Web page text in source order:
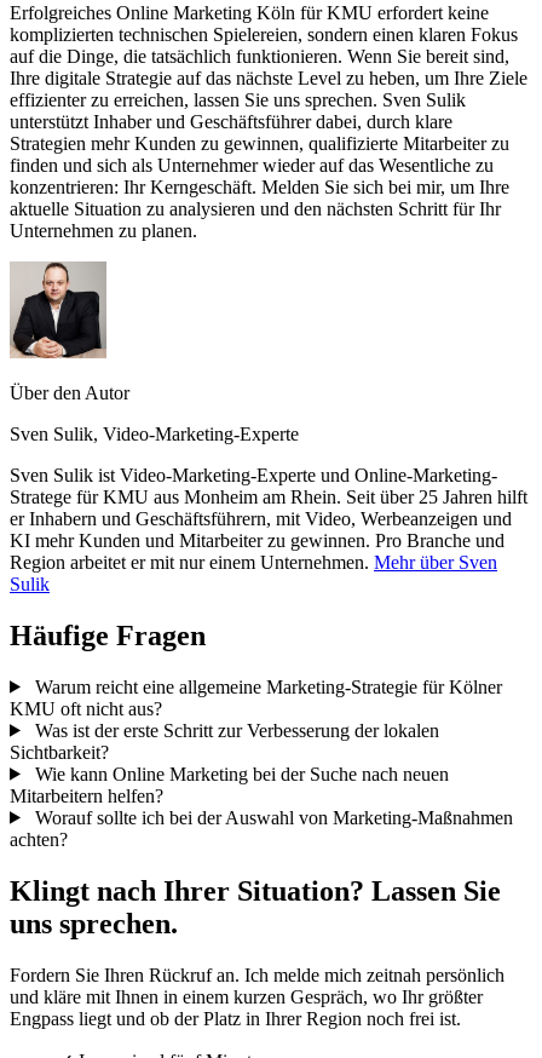
Erfolgreiches Online Marketing Köln für KMU erfordert keine
komplizierten technischen Spielereien, sondern einen klaren Fokus
auf die Dinge, die tatsächlich funktionieren. Wenn Sie bereit sind,
Ihre digitale Strategie auf das nächste Level zu heben, um Ihre Ziele
effizienter zu erreichen, lassen Sie uns sprechen. Sven Sulik
unterstützt Inhaber und Geschäftsführer dabei, durch klare
Strategien mehr Kunden zu gewinnen, qualifizierte Mitarbeiter zu
finden und sich als Unternehmer wieder auf das Wesentliche zu
konzentrieren: Ihr Kerngeschäft. Melden Sie sich bei mir, um Ihre
aktuelle Situation zu analysieren und den nächsten Schritt für Ihr
Unternehmen zu planen.
Über den Autor
Sven Sulik, Video-Marketing-Experte
Sven Sulik ist Video-Marketing-Experte und Online-Marketing-
Stratege für KMU aus Monheim am Rhein. Seit über 25 Jahren hilft
er Inhabern und Geschäftsführern, mit Video, Werbeanzeigen und
KI mehr Kunden und Mitarbeiter zu gewinnen. Pro Branche und
Region arbeitet er mit nur einem Unternehmen. Mehr über Sven
Sulik
Häufige Fragen
Warum reicht eine allgemeine Marketing-Strategie für Kölner
KMU oft nicht aus?
Was ist der erste Schritt zur Verbesserung der lokalen
Sichtbarkeit?
Wie kann Online Marketing bei der Suche nach neuen
Mitarbeitern helfen?
Worauf sollte ich bei der Auswahl von Marketing-Maßnahmen
achten?
Klingt nach Ihrer Situation? Lassen Sie
uns sprechen.
Fordern Sie Ihren Rückruf an. Ich melde mich zeitnah persönlich
und kläre mit Ihnen in einem kurzen Gespräch, wo Ihr größter
Engpass liegt und ob der Platz in Ihrer Region noch frei ist.